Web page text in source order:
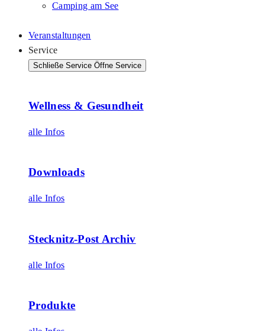
Camping am See
Veranstaltungen
Service
Schließe Service Öffne Service
Wellness & Gesundheit
alle Infos
Downloads
alle Infos
Stecknitz-Post Archiv
alle Infos
Produkte